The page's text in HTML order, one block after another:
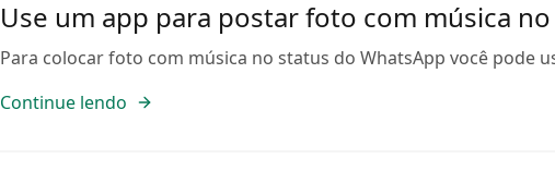
Use um app para postar foto com música
Para colocar foto com música no status do WhatsApp você pode
Continue lendo